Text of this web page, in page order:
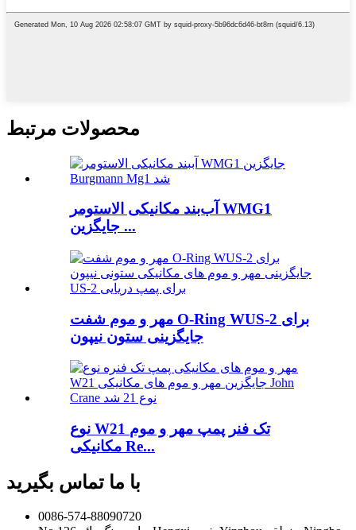
محصولات مرتبط
آب‌بند مکانیکی الاستومر WMG1
جایگزین ...
مهر و موم شفت O-Ring WUS-2 برای
جایگزینی ستون نیپون
نوع W21 تک فنر پمپ مهر و موم
مکانیکی Re...
با ما تماس بگیرید
0086-574-88090720